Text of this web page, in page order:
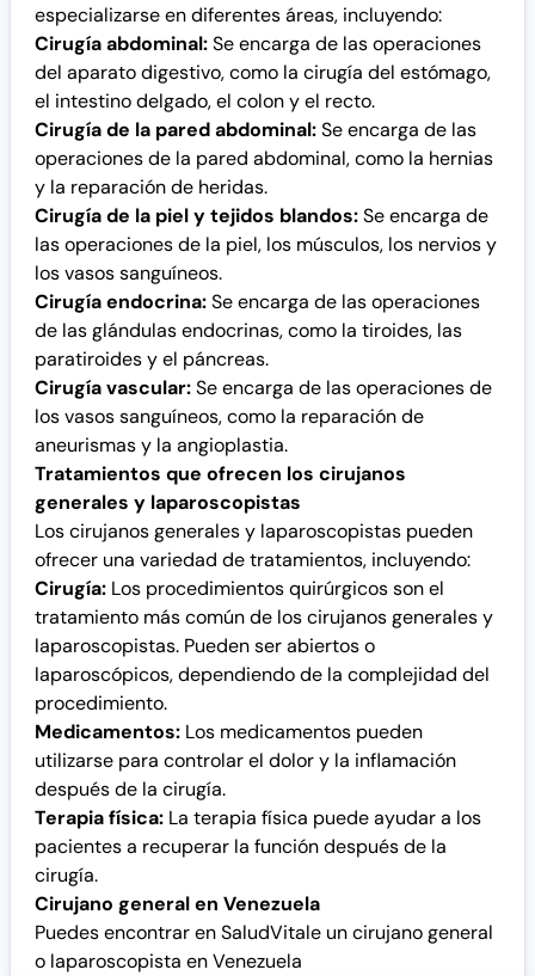
especializarse en diferentes áreas, incluyendo:
Cirugía abdominal:Se encarga de las operaciones
del aparato digestivo, como la cirugía del estómago,
el intestino delgado, el colon y el recto.
Cirugía de la pared abdominal:Se encarga de las
operaciones de la pared abdominal, como la hernias
y la reparación de heridas.
Cirugía de la piel y tejidos blandos:Se encarga de
las operaciones de la piel, los músculos, los nervios y
los vasos sanguíneos.
Cirugía endocrina:Se encarga de las operaciones
de las glándulas endocrinas, como la tiroides, las
paratiroides y el páncreas.
Cirugía vascular:Se encarga de las operaciones de
los vasos sanguíneos, como la reparación de
aneurismas y la angioplastia.
Tratamientos que ofrecen los cirujanos
generales y laparoscopistas
Los cirujanos generales y laparoscopistas pueden
ofrecer una variedad de tratamientos, incluyendo:
Cirugía: Los procedimientos quirúrgicos son el
tratamiento más común de los cirujanos generales y
laparoscopistas. Pueden ser abiertos o
laparoscópicos, dependiendo de la complejidad del
procedimiento.
Medicamentos: Los medicamentos pueden
utilizarse para controlar el dolor y la inflamación
después de la cirugía.
Terapia física: La terapia física puede ayudar a los
pacientes a recuperar la función después de la
cirugía.
Cirujano general en Venezuela
Puedes encontrar en SaludVitale un cirujano general
o laparoscopista en Venezuela